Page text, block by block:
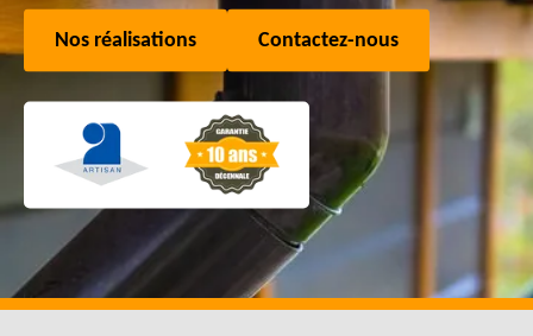
Nos réalisations Contactez-nous